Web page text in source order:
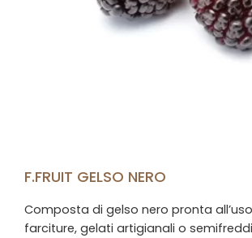
F.FRUIT GELSO NERO
Composta di gelso nero pronta
farciture, gelati artigianali o